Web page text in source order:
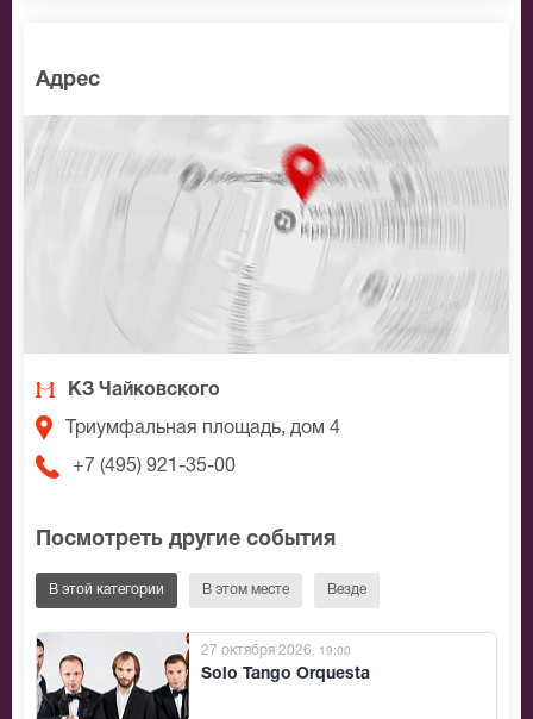
Адрес
КЗ Чайковского
Триумфальная площадь, дом 4
+7 (495) 921-35-00
Посмотреть другие события
В этой категории В этом месте Везде
Solo Tango Orquesta
27 октября 2026 , 19:00